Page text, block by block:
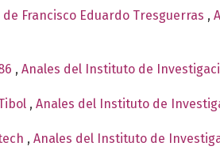
Francisco Eduardo Tresguerras ,
, Anales del Instituto de
, Anales del Instituto de
, Anales del Instituto de